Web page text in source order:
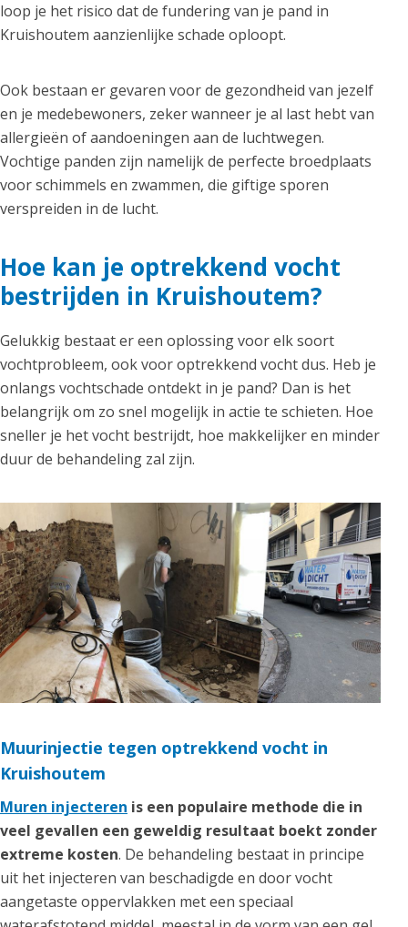
loop je het risico dat de fundering van je pand in
Kruishoutem aanzienlijke schade oploopt.
Ook bestaan er gevaren voor de gezondheid van jezelf
en je medebewoners, zeker wanneer je al last hebt van
allergieën of aandoeningen aan de luchtwegen.
Vochtige panden zijn namelijk de perfecte broedplaats
voor schimmels en zwammen, die giftige sporen
verspreiden in de lucht.
Hoe kan je optrekkend vocht
bestrijden in Kruishoutem?
Gelukkig bestaat er een oplossing voor elk soort
vochtprobleem, ook voor optrekkend vocht dus. Heb je
onlangs vochtschade ontdekt in je pand? Dan is het
belangrijk om zo snel mogelijk in actie te schieten. Hoe
sneller je het vocht bestrijdt, hoe makkelijker en minder
duur de behandeling zal zijn.
Muurinjectie tegen optrekkend vocht in
Kruishoutem
Muren injecteren is een populaire methode die in
veel gevallen een geweldig resultaat boekt zonder
extreme kosten. De behandeling bestaat in principe
uit het injecteren van beschadigde en door vocht
aangetaste oppervlakken met een speciaal